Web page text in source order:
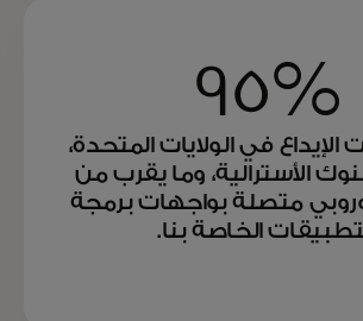
95%
في الولايات المتحدة،
الأسترالية، وما يقرب من
أوروبي متصلة بواجهات برمجة
الخاصة بنا.